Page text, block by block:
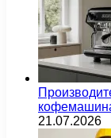
21.07.2026